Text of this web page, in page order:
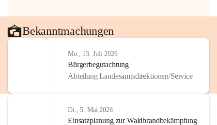
Bekanntmachungen
Mo., 13. Juli 2026
Bürgerbegutachtung
Abteilung Landesamtsdirektionen/Service
Di., 5. Mai 2026
Einsatzplanung zur Waldbrandbekämpfung